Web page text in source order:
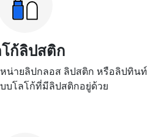
ก้ลิปสติก
น่ายลิปกลอส ลิปสติก หรือลิปทินท์
บโลโก้ที่มีลิปสติกอยู่ด้วย